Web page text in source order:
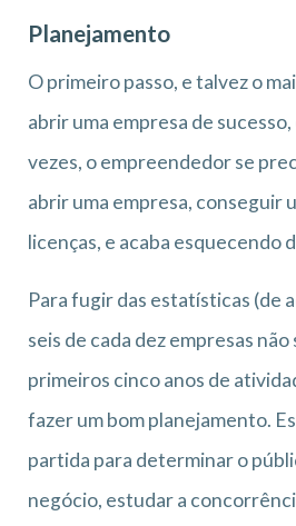
Planejamento
O primeiro passo, e talvez o
abrir uma empresa de
vezes, o empreendedor se
abrir uma empresa, conseguir
licenças, e acaba esquecendo
Para fugir das estatísticas (de
seis de cada dez empresas
primeiros cinco anos de
fazer um bom planejamento.
partida para determinar o
negócio, estudar a